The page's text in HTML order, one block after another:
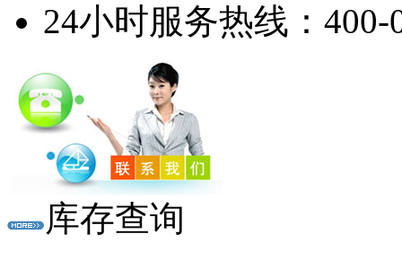
24小时服务热线：400-
库存查询